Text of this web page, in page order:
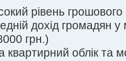
рівень
дохід громадян у
грн.)
квартирний облік та